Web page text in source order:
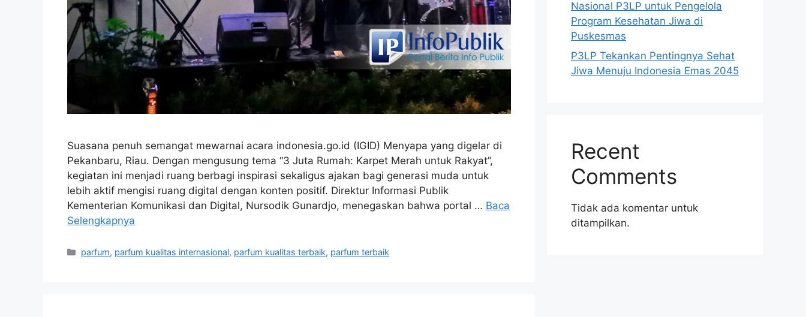
Suasana penuh semangat mewarnai acara indonesia.go.id (IGID) Menyapa yang digelar di
Pekanbaru, Riau. Dengan mengusung tema “3 Juta Rumah: Karpet Merah untuk Rakyat”,
kegiatan ini menjadi ruang berbagi inspirasi sekaligus ajakan bagi generasi muda untuk
lebih aktif mengisi ruang digital dengan konten positif. Direktur Informasi Publik
Kementerian Komunikasi dan Digital, Nursodik Gunardjo, menegaskan bahwa portal … Baca
Selengkapnya
Kategori
parfum, parfum kualitas internasional, parfum kualitas terbaik, parfum terbaik
Nasional P3LP untuk Pengelola
Program Kesehatan Jiwa di
Puskesmas
P3LP Tekankan Pentingnya Sehat
Jiwa Menuju Indonesia Emas 2045
Recent
Comments
Tidak ada komentar untuk
ditampilkan.